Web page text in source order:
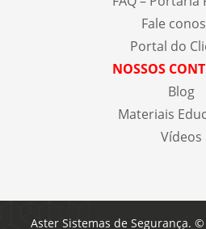
Fale
Portal do
NOSSOS
Blog
Materiais
Vídeos
Aster Sistemas de Segurança.